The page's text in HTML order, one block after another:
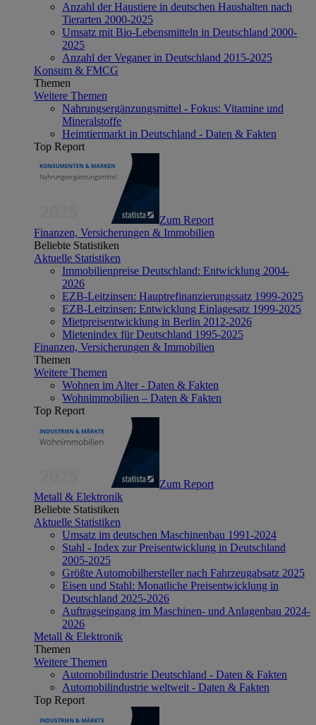
Anzahl der Haustiere in deutschen Haushalten nach
Tierarten 2000-2025
Umsatz mit Bio-Lebensmitteln in Deutschland 2000-
2025
Anzahl der Veganer in Deutschland 2015-2025
Konsum & FMCG
Themen
Weitere Themen
Nahrungsergänzungsmittel - Fokus: Vitamine und
Mineralstoffe
Heimtiermarkt in Deutschland - Daten & Fakten
Top Report
Zum Report
Finanzen, Versicherungen & Immobilien
Beliebte Statistiken
Aktuelle Statistiken
Immobilienpreise Deutschland: Entwicklung 2004-
2026
EZB-Leitzinsen: Hauptrefinanzierungssatz 1999-2025
EZB-Leitzinsen: Entwicklung Einlagesatz 1999-2025
Mietpreisentwicklung in Berlin 2012-2026
Mietenindex für Deutschland 1995-2025
Finanzen, Versicherungen & Immobilien
Themen
Weitere Themen
Wohnen im Alter - Daten & Fakten
Wohnimmobilien – Daten & Fakten
Top Report
Zum Report
Metall & Elektronik
Beliebte Statistiken
Aktuelle Statistiken
Umsatz im deutschen Maschinenbau 1991-2024
Stahl - Index zur Preisentwicklung in Deutschland
2005-2025
Größte Automobilhersteller nach Fahrzeugabsatz 2025
Eisen und Stahl: Monatliche Preisentwicklung in
Deutschland 2025-2026
Auftragseingang im Maschinen- und Anlagenbau 2024-
2026
Metall & Elektronik
Themen
Weitere Themen
Automobilindustrie Deutschland - Daten & Fakten
Automobilindustrie weltweit - Daten & Fakten
Top Report